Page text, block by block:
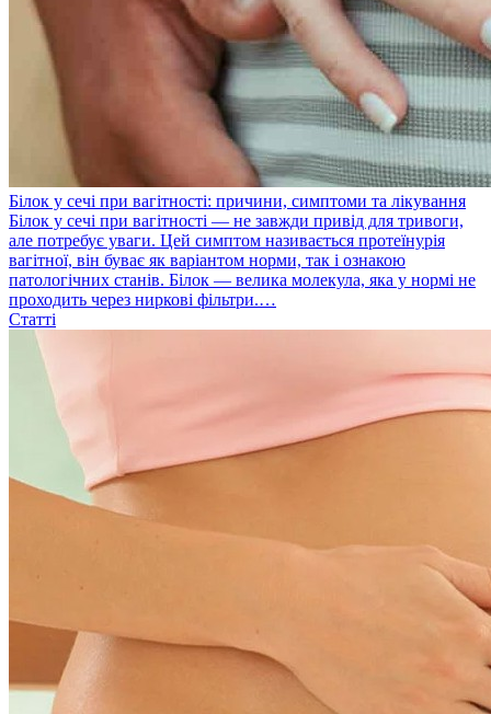
Білок у сечі при вагітності: причини, симптоми та лікування
​Білок у сечі при вагітності — не завжди привід для тривоги,
але потребує уваги. Цей симптом називається протеїнурія
вагітної, він буває як варіантом норми, так і ознакою
патологічних станів. Білок — велика молекула, яка у нормі не
проходить через ниркові фільтри.…
Статті